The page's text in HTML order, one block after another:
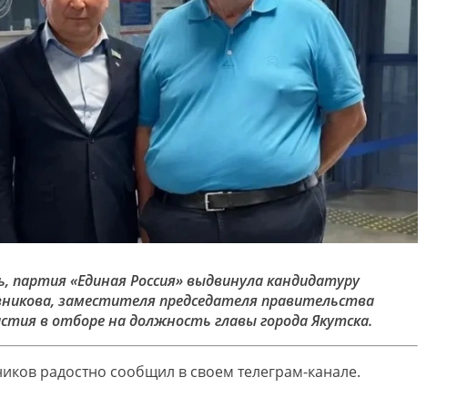
партия «Единая Россия» выдвинула кандидатуру
заместителя председателя правительства
в отборе на должность главы города Якутска.
радостно сообщил в своем телеграм-канале.